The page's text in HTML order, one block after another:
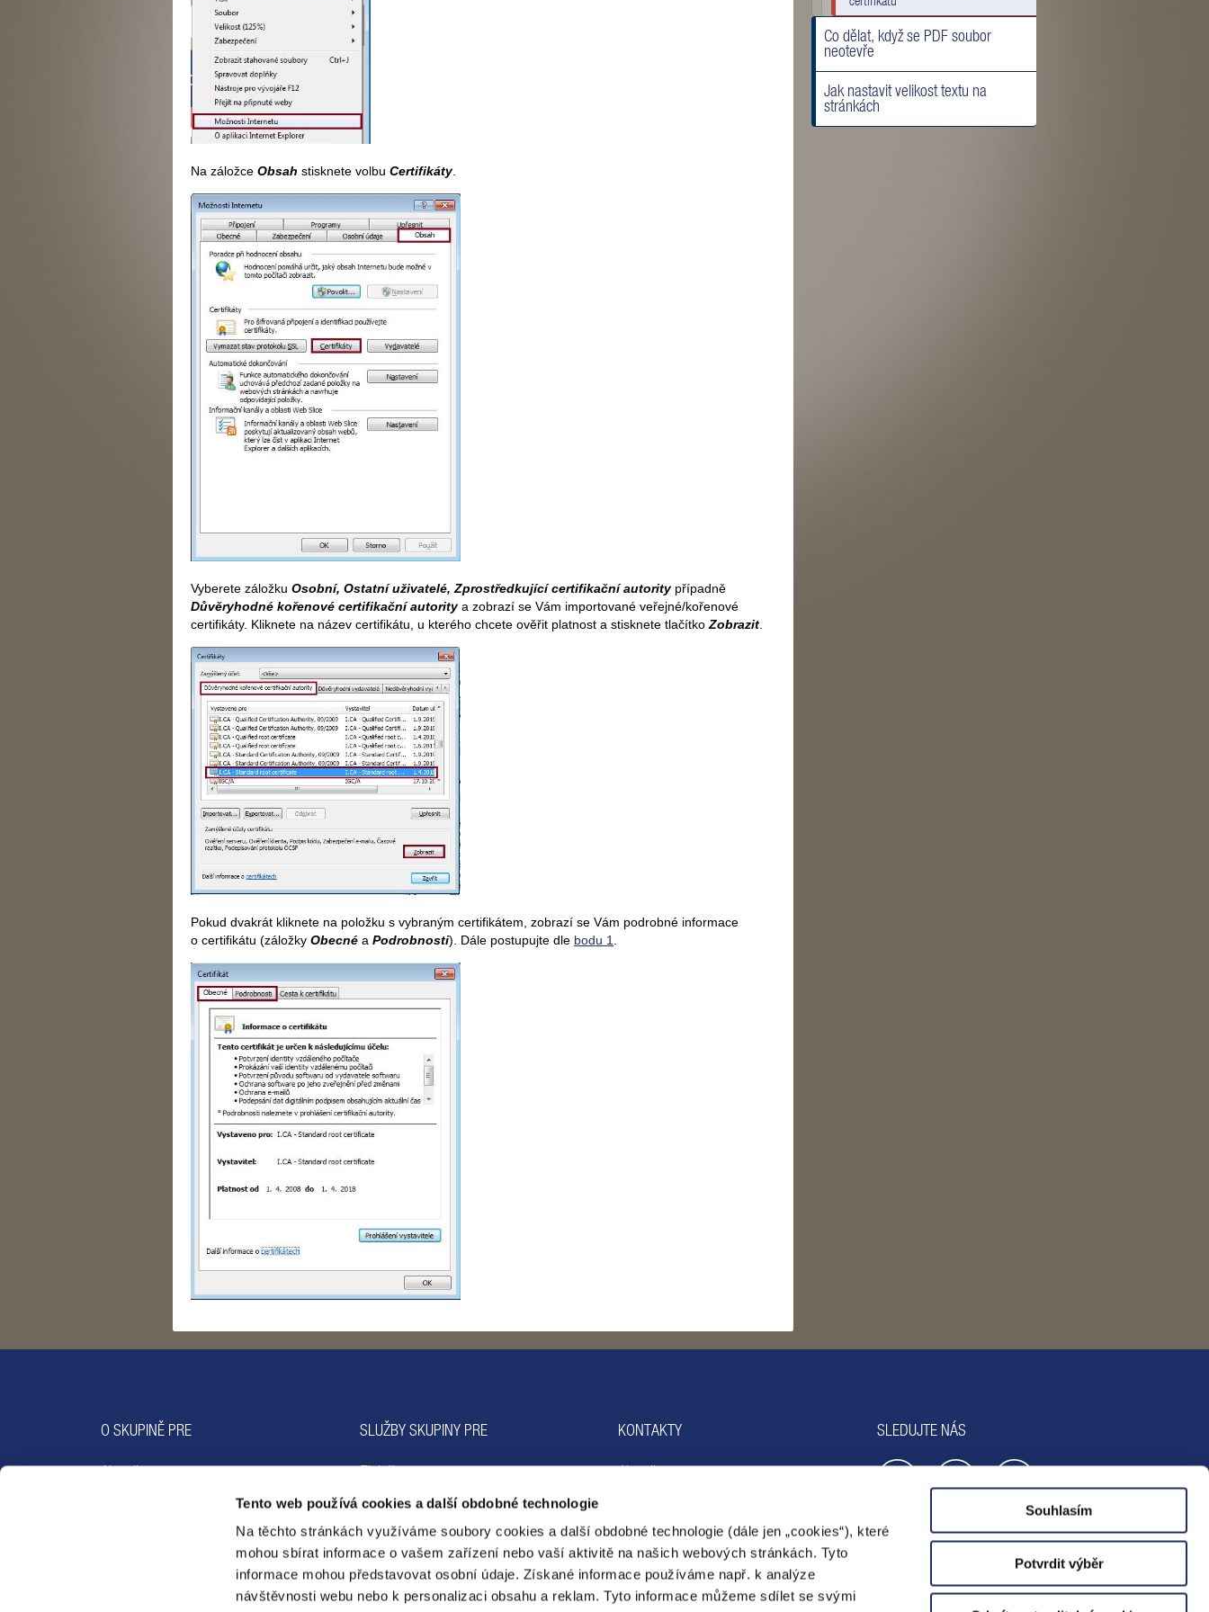
Tento web používá cookies a další obdobné technologie
Na těchto stránkách využíváme soubory cookies a další obdobné technologie (dále jen „cookies“), které
mohou sbírat informace o vašem zařízení nebo vaší aktivitě na našich webových stránkách. Tyto
informace mohou představovat osobní údaje. Získané informace používáme např. k analýze
návštěvnosti webu nebo k personalizaci obsahu a reklam. Tyto informace můžeme sdílet se svými
Souhlasím
Potvrdit výběr
Na záložce Obsah stisknete volbu Certifikáty.
Vyberete záložku Osobní, Ostatní uživatelé, Zprostředkující certifikační autoritypřípadně
Důvěryhodné kořenové certifikační autoritya zobrazí se Vám importované veřejné/kořenové
certifikáty. Kliknete na název certifikátu, u kterého chcete ověřit platnost a stisknete tlačítko Zobrazit
Pokud dvakrát kliknete na položku s vybraným certifikátem, zobrazí se Vám podrobné informace
o certifikátu (záložky Obecné a Podrobnosti). Dále postupujte dle bodu 1
Co dělat, když se PDF soubor
neotevře
Jak nastavit velikost textu na
stránkách
O SKUPINĚ PRE
Aktuality
SLUŽBY SKUPINY PRE
Elektřina
Emobilita
KONTAKTY
Aktuality
Ombudsman PRE
SLEDUJTE NÁS